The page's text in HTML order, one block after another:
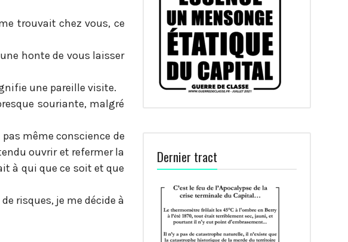
trouvait chez vous, ce
honte de vous laisser
une pareille visite.
souriante, malgré
même conscience de
ouvrir et refermer la
à qui que ce soit et que
risques, je me décide à
Dernier tract